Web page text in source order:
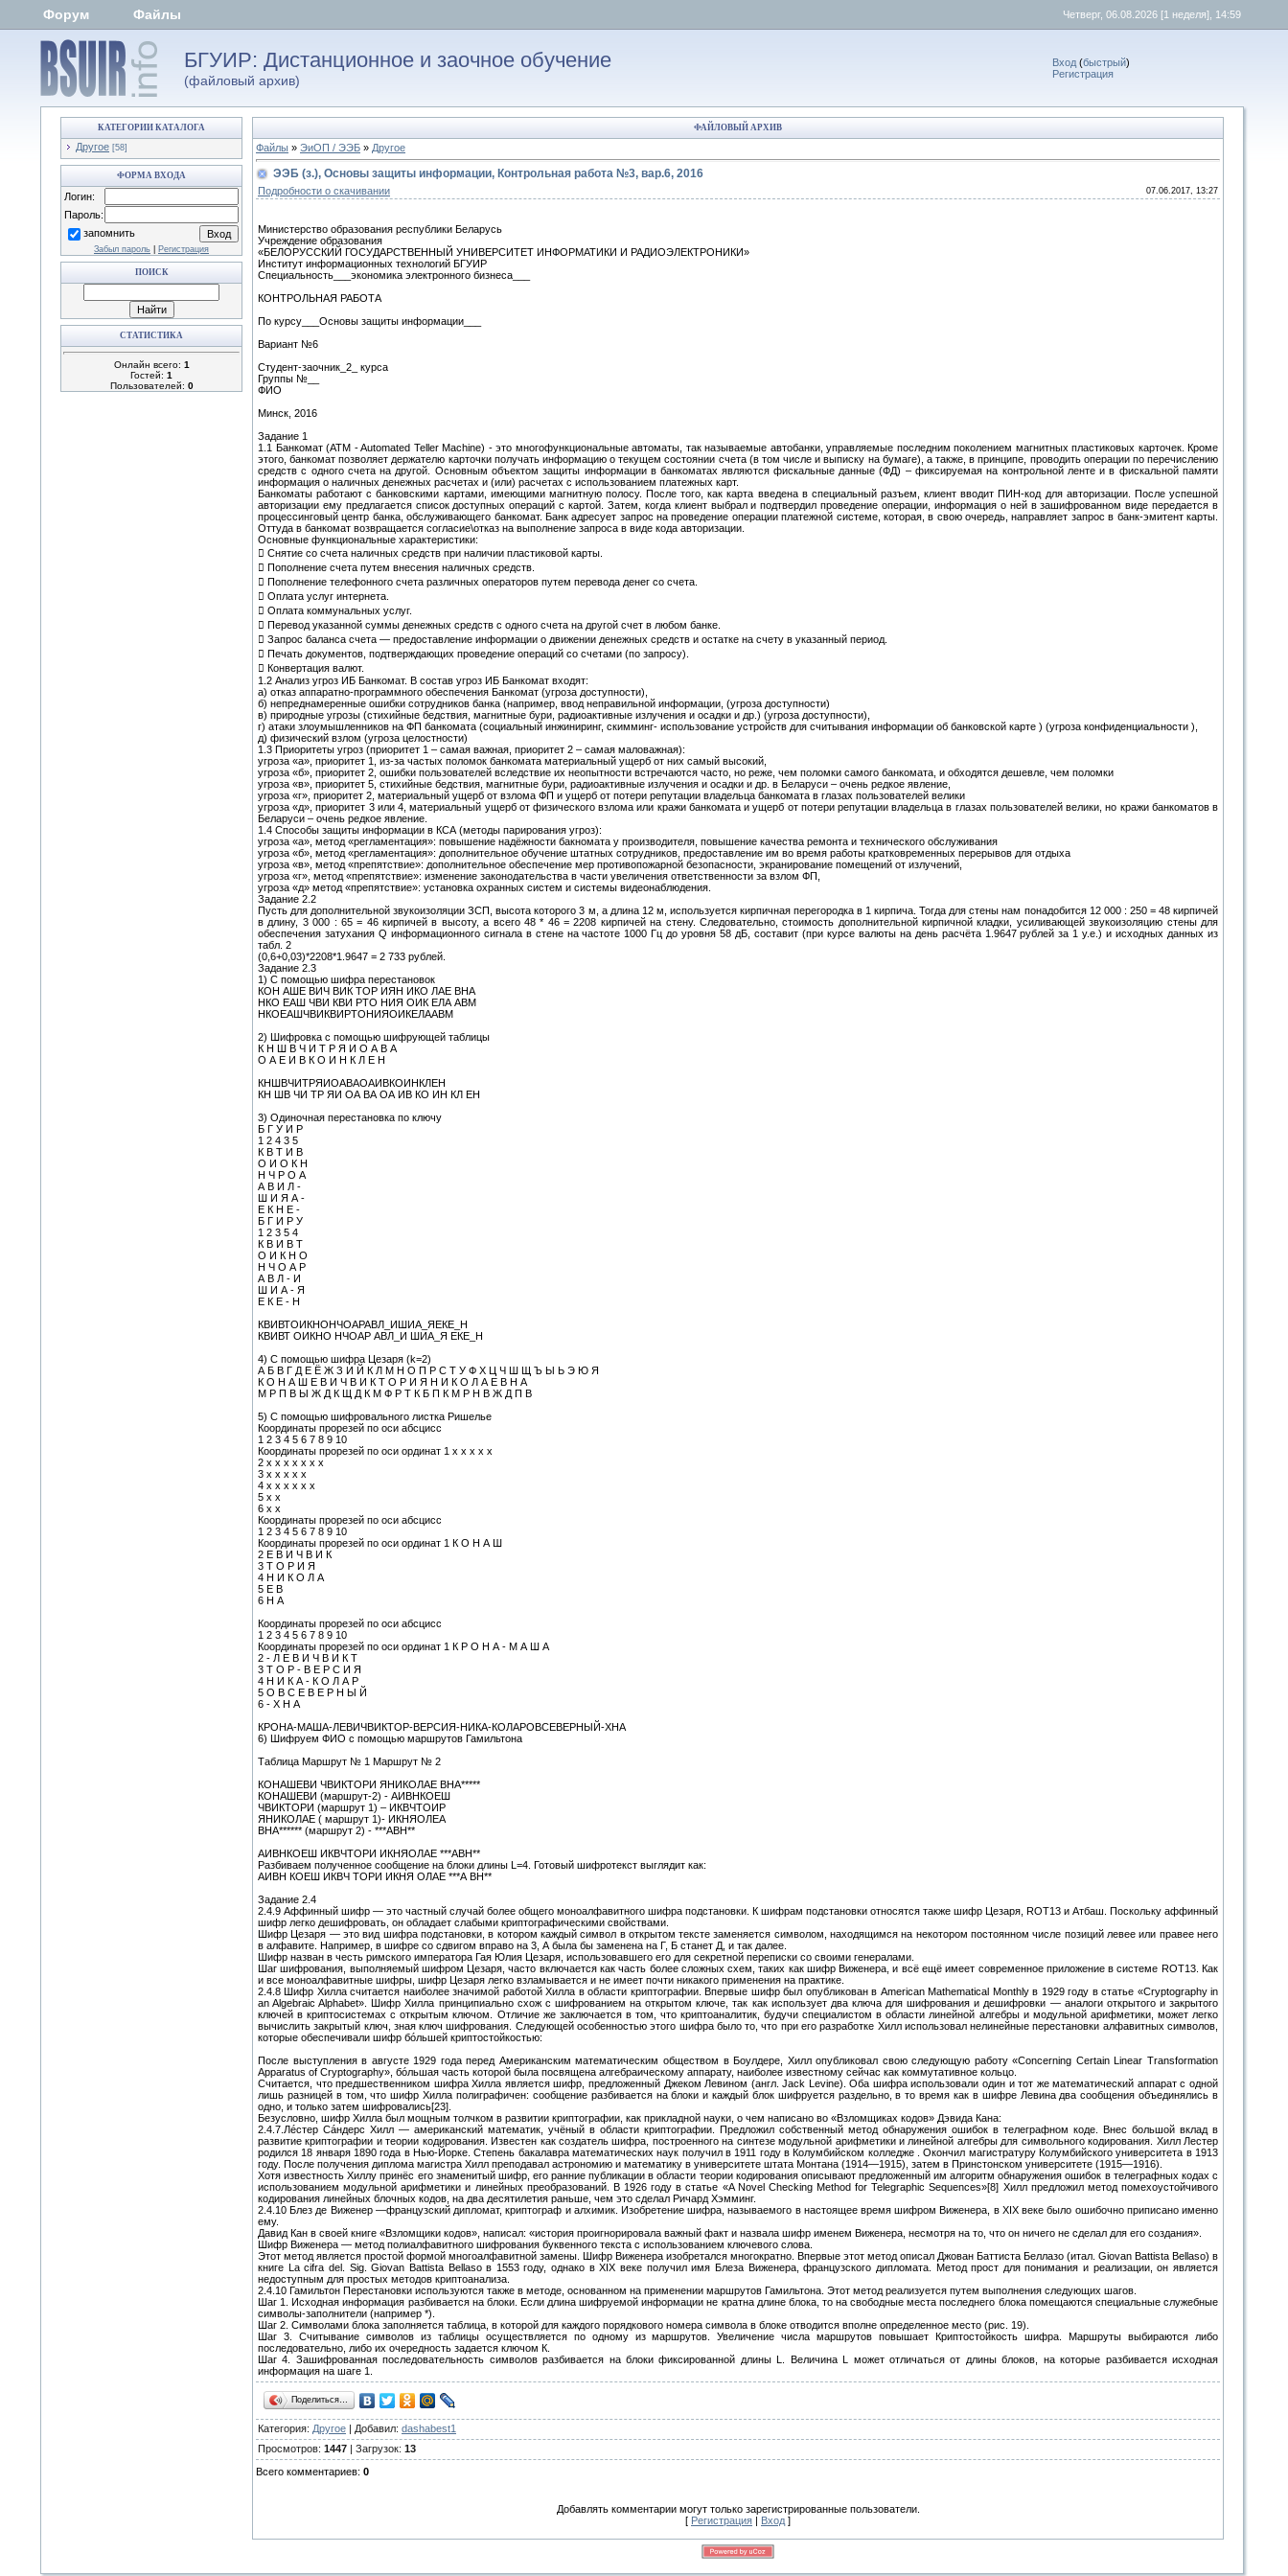
Форум Файлы Четверг, 06.08.2026 [1 неделя] , 14:59
БГУИР: Дистанционное и заочное обучение
(файловый архив)
Вход (быстрый)
Регистрация
КАТЕГОРИИ КАТАЛОГА
Другое [58]
ФОРМА ВХОДА
Логин:
Пароль:
запомнить
Забыл пароль Регистрация
ПОИСК
СТАТИСТИКА
Онлайн всего: 1
Гостей: 1
Пользователей: 0
ФАЙЛОВЫЙ АРХИВ
Файлы » ЭиОП / ЭЭБ » Другое
ЭЭБ (з.), Основы защиты информации, Контрольная работа №3, вар.6, 2016
Подробности о скачивании 07.06.2017, 13:27
Министерство образования республики Беларусь
Учреждение образования
«БЕЛОРУССКИЙ ГОСУДАРСТВЕННЫЙ УНИВЕРСИТЕТ ИНФОРМАТИКИ И РАДИОЭЛЕКТРОНИКИ»
Институт информационных технологий БГУИР
Специальность___экономика электронного бизнеса___
КОНТРОЛЬНАЯ РАБОТА
По курсу___Основы защиты информации___
Вариант №6
Студент-заочник_2_ курса
Группы №__
ФИО
Минск, 2016
Задание 1
1.1 Банкомат (ATM - Automated Teller Machine) - это многофункциональные автоматы, так называемые автобанки, управляемые последним поколением магнитных пластиковых карточек. Кроме
этого, банкомат позволяет держателю карточки получать информацию о текущем состоянии счета (в том числе и выписку на бумаге), а также, в принципе, проводить операции по перечислению
средств с одного счета на другой. Основным объектом защиты информации в банкоматах являются фискальные данные (ФД) – фиксируемая на контрольной ленте и в фискальной памяти
информация о наличных денежных расчетах и (или) расчетах с использованием платежных карт.
Банкоматы работают с банковскими картами, имеющими магнитную полосу. После того, как карта введена в специальный разъем, клиент вводит ПИН-код для авторизации. После успешной
авторизации ему предлагается список доступных операций с картой. Затем, когда клиент выбрал и подтвердил проведение операции, информация о ней в зашифрованном виде передается в
процессинговый центр банка, обслуживающего банкомат. Банк адресует запрос на проведение операции платежной системе, которая, в свою очередь, направляет запрос в банк-эмитент карты.
Оттуда в банкомат возвращается согласие\отказ на выполнение запроса в виде кода авторизации.
Основные функциональные характеристики:
 Снятие со счета наличных средств при наличии пластиковой карты.
 Пополнение счета путем внесения наличных средств.
 Пополнение телефонного счета различных операторов путем перевода денег со счета.
 Оплата услуг интернета.
 Оплата коммунальных услуг.
 Перевод указанной суммы денежных средств с одного счета на другой счет в любом банке.
 Запрос баланса счета — предоставление информации о движении денежных средств и остатке на счету в указанный период.
 Печать документов, подтверждающих проведение операций со счетами (по запросу).
 Конвертация валют.
1.2 Анализ угроз ИБ Банкомат. В состав угроз ИБ Банкомат входят:
а) отказ аппаратно-программного обеспечения Банкомат (угроза доступности),
б) непреднамеренные ошибки сотрудников банка (например, ввод неправильной информации, (угроза доступности)
в) природные угрозы (стихийные бедствия, магнитные бури, радиоактивные излучения и осадки и др.) (угроза доступности),
г) атаки злоумышленников на ФП банкомата (социальный инжиниринг, скимминг- использование устройств для считывания информации об банковской карте ) (угроза конфиденциальности ),
д) физический взлом (угроза целостности)
1.3 Приоритеты угроз (приоритет 1 – самая важная, приоритет 2 – самая маловажная):
угроза «а», приоритет 1, из-за частых поломок банкомата материальный ущерб от них самый высокий,
угроза «б», приоритет 2, ошибки пользователей вследствие их неопытности встречаются часто, но реже, чем поломки самого банкомата, и обходятся дешевле, чем поломки
угроза «в», приоритет 5, стихийные бедствия, магнитные бури, радиоактивные излучения и осадки и др. в Беларуси – очень редкое явление,
угроза «г», приоритет 2, материальный ущерб от взлома ФП и ущерб от потери репутации владельца банкомата в глазах пользователей велики
угроза «д», приоритет 3 или 4, материальный ущерб от физического взлома или кражи банкомата и ущерб от потери репутации владельца в глазах пользователей велики, но кражи банкоматов в
Беларуси – очень редкое явление.
1.4 Способы защиты информации в КСА (методы парирования угроз):
угроза «а», метод «регламентация»: повышение надёжности бакномата у производителя, повышение качества ремонта и технического обслуживания
угроза «б», метод «регламентация»: дополнительное обучение штатных сотрудников, предоставление им во время работы кратковременных перерывов для отдыха
угроза «в», метод «препятствие»: дополнительное обеспечение мер противопожарной безопасности, экранирование помещений от излучений,
угроза «г», метод «препятствие»: изменение законодательства в части увеличения ответственности за взлом ФП,
угроза «д» метод «препятствие»: установка охранных систем и системы видеонаблюдения.
Задание 2.2
Пусть для дополнительной звукоизоляции ЗСП, высота которого 3 м, а длина 12 м, используется кирпичная перегородка в 1 кирпича. Тогда для стены нам понадобится 12 000 : 250 = 48 кирпичей
в длину, 3 000 : 65 = 46 кирпичей в высоту, а всего 48 * 46 = 2208 кирпичей на стену. Следовательно, стоимость дополнительной кирпичной кладки, усиливающей звукоизоляцию стены для
обеспечения затухания Q информационного сигнала в стене на частоте 1000 Гц до уровня 58 дБ, составит (при курсе валюты на день расчёта 1.9647 рублей за 1 у.е.) и исходных данных из
табл. 2
(0,6+0,03)*2208*1.9647 = 2 733 рублей.
Задание 2.3
1) С помощью шифра перестановок
КОН АШЕ ВИЧ ВИК ТОР ИЯН ИКО ЛАЕ ВНА
НКО ЕАШ ЧВИ КВИ РТО НИЯ ОИК ЕЛА АВМ
НКОЕАШЧВИКВИРТОНИЯОИКЕЛААВМ
2) Шифровка с помощью шифрующей таблицы
К Н Ш В Ч И Т Р Я И О А В А
О А Е И В К О И Н К Л Е Н
КНШВЧИТРЯИОАВАОАИВКОИНКЛЕН
КН ШВ ЧИ ТР ЯИ ОА ВА ОА ИВ КО ИН КЛ ЕН
3) Одиночная перестановка по ключу
Б Г У И Р
1 2 4 3 5
К В Т И В
О И О К Н
Н Ч Р О А
А В И Л -
Ш И Я А -
Е К Н Е -
Б Г И Р У
1 2 3 5 4
К В И В Т
О И К Н О
Н Ч О А Р
А В Л - И
Ш И А - Я
Е К Е - Н
КВИВТОИКНОНЧОАРАВЛ_ИШИА_ЯЕКЕ_Н
КВИВТ ОИКНО НЧОАР АВЛ_И ШИА_Я ЕКЕ_Н
4) С помощью шифра Цезаря (k=2)
А Б В Г Д Е Ё Ж З И Й К Л М Н О П Р С Т У Ф Х Ц Ч Ш Щ Ъ Ы Ь Э Ю Я
К О Н А Ш Е В И Ч В И К Т О Р И Я Н И К О Л А Е В Н А
М Р П В Ы Ж Д К Щ Д К М Ф Р Т К Б П К М Р Н В Ж Д П В
5) С помощью шифровального листка Ришелье
Координаты прорезей по оси абсцисс
1 2 3 4 5 6 7 8 9 10
Координаты прорезей по оси ординат 1 х х х х х
2 х х х х х х х
3 х х х х х
4 х х х х х х
5 х х
6 х х
Координаты прорезей по оси абсцисс
1 2 3 4 5 6 7 8 9 10
Координаты прорезей по оси ординат 1 К О Н А Ш
2 Е В И Ч В И К
3 Т О Р И Я
4 Н И К О Л А
5 Е В
6 Н А
Координаты прорезей по оси абсцисс
1 2 3 4 5 6 7 8 9 10
Координаты прорезей по оси ординат 1 К Р О Н А - М А Ш А
2 - Л Е В И Ч В И К Т
3 Т О Р - В Е Р С И Я
4 Н И К А - К О Л А Р
5 О В С Е В Е Р Н Ы Й
6 - Х Н А
КРОНА-МАША-ЛЕВИЧВИКТОР-ВЕРСИЯ-НИКА-КОЛАРОВСЕВЕРНЫЙ-ХНА
6) Шифруем ФИО с помощью маршрутов Гамильтона
Таблица Маршрут № 1 Маршрут № 2
КОНАШЕВИ ЧВИКТОРИ ЯНИКОЛАЕ ВНА*****
КОНАШЕВИ (маршрут-2) - АИВНКОЕШ
ЧВИКТОРИ (маршрут 1) – ИКВЧТОИР
ЯНИКОЛАЕ ( маршрут 1)- ИКНЯОЛЕА
ВНА****** (маршрут 2) - ***АВН**
АИВНКОЕШ ИКВЧТОРИ ИКНЯОЛАЕ ***АВН**
Разбиваем полученное сообщение на блоки длины L=4. Готовый шифротекст выглядит как:
АИВН КОЕШ ИКВЧ ТОРИ ИКНЯ ОЛАЕ ***А ВН**
Задание 2.4
2.4.9 Аффинный шифр — это частный случай более общего моноалфавитного шифра подстановки. К шифрам подстановки относятся также шифр Цезаря, ROT13 и Атбаш. Поскольку аффинный
шифр легко дешифровать, он обладает слабыми криптографическими свойствами.
Шифр Цезаря — это вид шифра подстановки, в котором каждый символ в открытом тексте заменяется символом, находящимся на некотором постоянном числе позиций левее или правее него
в алфавите. Например, в шифре со сдвигом вправо на 3, А была бы заменена на Г, Б станет Д, и так далее.
Шифр назван в честь римского императора Гая Юлия Цезаря, использовавшего его для секретной переписки со своими генералами.
Шаг шифрования, выполняемый шифром Цезаря, часто включается как часть более сложных схем, таких как шифр Виженера, и всё ещё имеет современное приложение в системе ROT13. Как
и все моноалфавитные шифры, шифр Цезаря легко взламывается и не имеет почти никакого применения на практике.
2.4.8 Шифр Хилла считается наиболее значимой работой Хилла в области криптографии. Впервые шифр был опубликован в American Mathematical Monthly в 1929 году в статье «Cryptography in
an Algebraic Alphabet». Шифр Хилла принципиально схож с шифрованием на открытом ключе, так как использует два ключа для шифрования и дешифровки — аналоги открытого и закрытого
ключей в криптосистемах с открытым ключом. Отличие же заключается в том, что криптоаналитик, будучи специалистом в области линейной алгебры и модульной арифметики, может легко
вычислить закрытый ключ, зная ключ шифрования. Следующей особенностью этого шифра было то, что при его разработке Хилл использовал нелинейные перестановки алфавитных символов,
которые обеспечивали шифр бóльшей криптостойкостью:
После выступления в августе 1929 года перед Американским математическим обществом в Боулдере, Хилл опубликовал свою следующую работу «Concerning Certain Linear Transformation
Apparatus of Cryptography», бóльшая часть которой была посвящена алгебраическому аппарату, наиболее известному сейчас как коммутативное кольцо.
Считается, что предшественником шифра Хилла является шифр, предложенный Джеком Левином (англ. Jack Levine). Оба шифра использовали один и тот же математический аппарат с одной
лишь разницей в том, что шифр Хилла полиграфичен: сообщение разбивается на блоки и каждый блок шифруется раздельно, в то время как в шифре Левина два сообщения объединялись в
одно, и только затем шифровались[23].
Безусловно, шифр Хилла был мощным толчком в развитии криптографии, как прикладной науки, о чем написано во «Взломщиках кодов» Дэвида Кана:
2.4.7.Лéстер Сáндерс Хилл — американский математик, учёный в области криптографии. Предложил собственный метод обнаружения ошибок в телеграфном коде. Внес большой вклад в
развитие криптографии и теории кодирования. Известен как создатель шифра, построенного на синтезе модульной арифметики и линейной алгебры для символьного кодирования. Хилл Лестер
родился 18 января 1890 года в Нью-Йорке. Степень бакалавра математических наук получил в 1911 году в Колумбийском колледже . Окончил магистратуру Колумбийского университета в 1913
году. После получения диплома магистра Хилл преподавал астрономию и математику в университете штата Монтана (1914—1915), затем в Принстонском университете (1915—1916).
Хотя известность Хиллу принёс его знаменитый шифр, его ранние публикации в области теории кодирования описывают предложенный им алгоритм обнаружения ошибок в телеграфных кодах с
использованием модульной арифметики и линейных преобразований. В 1926 году в статье «A Novel Checking Method for Telegraphic Sequences»[8] Хилл предложил метод помехоустойчивого
кодирования линейных блочных кодов, на два десятилетия раньше, чем это сделал Ричард Хэмминг.
2.4.10 Блез де Виженер —французский дипломат, криптограф и алхимик. Изобретение шифра, называемого в настоящее время шифром Виженера, в XIX веке было ошибочно приписано именно
ему.
Давид Кан в своей книге «Взломщики кодов», написал: «история проигнорировала важный факт и назвала шифр именем Виженера, несмотря на то, что он ничего не сделал для его создания».
Шифр Виженера — метод полиалфавитного шифрования буквенного текста с использованием ключевого слова.
Этот метод является простой формой многоалфавитной замены. Шифр Виженера изобретался многократно. Впервые этот метод описал Джован Баттиста Беллазо (итал. Giovan Battista Bellaso) в
книге La cifra del. Sig. Giovan Battista Bellasо в 1553 году, однако в XIX веке получил имя Блеза Виженера, французского дипломата. Метод прост для понимания и реализации, он является
недоступным для простых методов криптоанализа.
2.4.10 Гамильтон Перестановки используются также в методе, основанном на применении маршрутов Гамильтона. Этот метод реализуется путем выполнения следующих шагов.
Шаг 1. Исходная информация разбивается на блоки. Если длина шифруемой информации не кратна длине блока, то на свободные места последнего блока помещаются специальные служебные
символы-заполнители (например *).
Шаг 2. Символами блока заполняется таблица, в которой для каждого порядкового номера символа в блоке отводится вполне определенное место (рис. 19).
Шаг 3. Считывание символов из таблицы осуществляется по одному из маршрутов. Увеличение числа маршрутов повышает Криптостойкость шифра. Маршруты выбираются либо
последовательно, либо их очередность задается ключом К.
Шаг 4. Зашифрованная последовательность символов разбивается на блоки фиксированной длины L. Величина L может отличаться от длины блоков, на которые разбивается исходная
информация на шаге 1.
Поделиться…
Категория: Другое | Добавил: dashabest1
Просмотров: 1447 | Загрузок: 13
Всего комментариев: 0
Добавлять комментарии могут только зарегистрированные пользователи.
[ Регистрация | Вход ]